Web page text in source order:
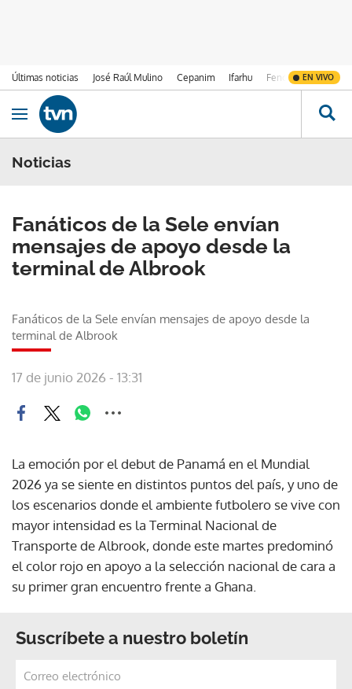
Últimas noticias José Raúl Mulino Cepanim Ifarhu Fenómeno de El
EN VIVO
Ir al contenido
Obrir navegació
Noticias
Fanáticos de la Sele envían
mensajes de apoyo desde la
terminal de Albrook
Fanáticos de la Sele envían mensajes de apoyo desde la
terminal de Albrook
17 de junio 2026 - 13:31
La emoción por el debut de Panamá en el Mundial
2026 ya se siente en distintos puntos del país, y uno de
los escenarios donde el ambiente futbolero se vive con
mayor intensidad es la Terminal Nacional de
Transporte de Albrook, donde este martes predominó
el color rojo en apoyo a la selección nacional de cara a
su primer gran encuentro frente a Ghana.
Suscríbete a nuestro boletín